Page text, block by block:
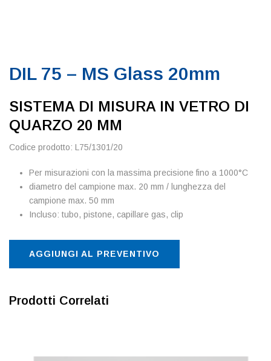
DIL 75 – MS Glass 20mm
SISTEMA DI MISURA IN VETRO DI
QUARZO 20 MM
Codice prodotto: L75/1301/20
Per misurazioni con la massima precisione fino a 1000°C
diametro del campione max. 20 mm / lunghezza del
campione max. 50 mm
Incluso: tubo, pistone, capillare gas, clip
AGGIUNGI AL PREVENTIVO
Prodotti Correlati